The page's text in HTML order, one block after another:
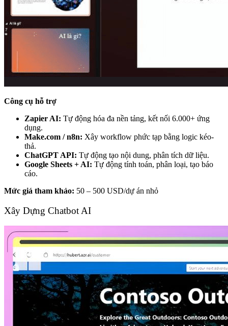
Công cụ hỗ trợ
Zapier AI: Tự động hóa đa nền tảng, kết nối 6.000+ ứng
dụng.
Make.com / n8n: Xây workflow phức tạp bằng logic kéo-
thả.
ChatGPT API: Tự động tạo nội dung, phân tích dữ liệu.
Google Sheets + AI: Tự động tính toán, phân loại, tạo báo
cáo.
Mức giá tham khảo: 50 – 500 USD/dự án nhỏ
Xây Dựng Chatbot AI